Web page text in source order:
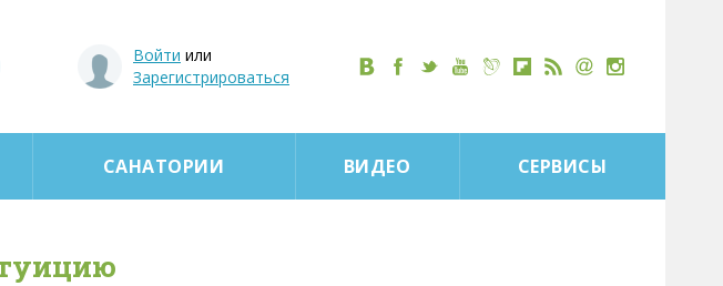
Войти или
Зарегистрироваться
САНАТОРИИ ВИДЕО СЕРВИСЫ